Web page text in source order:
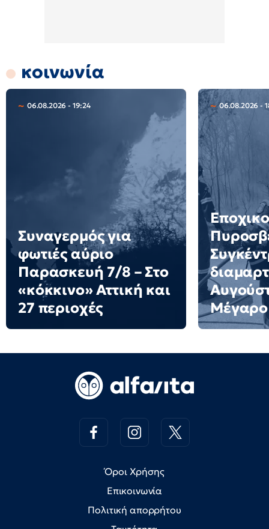
κοινωνία
06.08.2026 - 19:24
Συναγερμός για
φωτιές αύριο
Παρασκευή 7/8 – Στο
«κόκκινο» Αττική και
27 περιοχές
06.08.2026 -
Όροι Χρήσης
Επικοινωνία
Πολιτική απορρήτου